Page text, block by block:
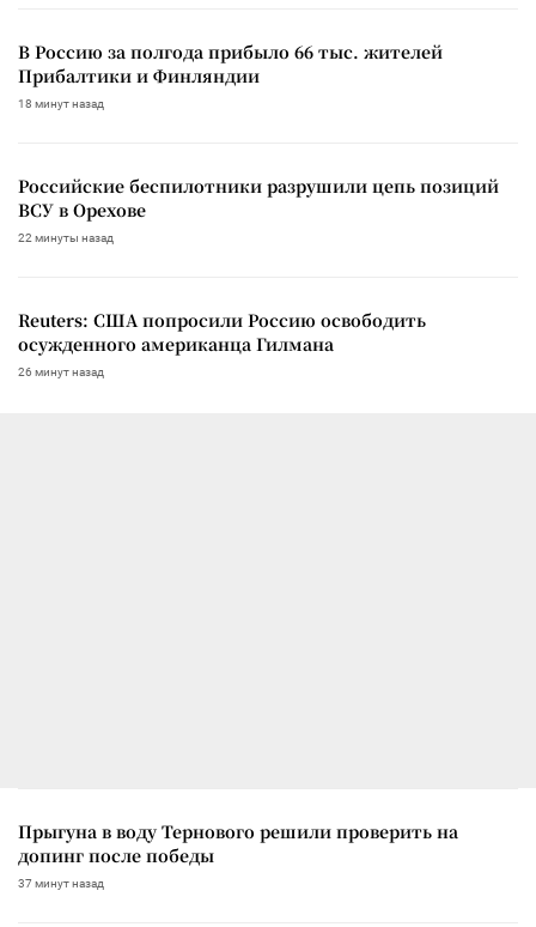
В Россию за полгода прибыло 66 тыс. жителей
Прибалтики и Финляндии
18 минут назад
Российские беспилотники разрушили цепь позиций
ВСУ в Орехове
22 минуты назад
Reuters: США попросили Россию освободить
осужденного американца Гилмана
26 минут назад
Прыгуна в воду Тернового решили проверить на
допинг после победы
37 минут назад